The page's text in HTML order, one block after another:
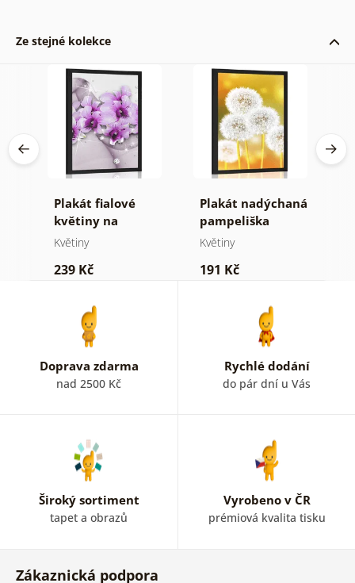
Ze stejné kolekce
Plakát fialové
květiny na
abstraktním
Květiny
239 Kč
Plakát nadýchaná
pampeliška
Květiny
191 Kč
Doprava zdarma
nad 2500 Kč
Rychlé dodání
do pár dní u Vás
Široký sortiment
tapet a obrazů
Vyrobeno v ČR
prémiová kvalita tisku
Zákaznická podpora